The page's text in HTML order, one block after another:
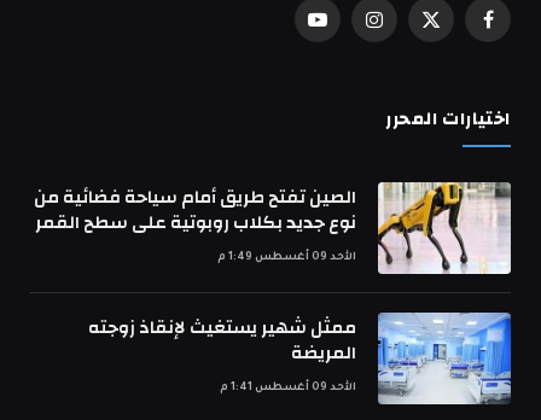
فيسبوكX
الانستغراميوتيوب
اختيارات المحرر
الصين تفتح طريق أمام سياحة فضائية من
نوع جديد بكلاب روبوتية على سطح القمر
الأحد 09 أغسطس 1:49 م
ممثل شهير يستغيث لإنقاذ زوجته
المريضة
الأحد 09 أغسطس 1:41 م